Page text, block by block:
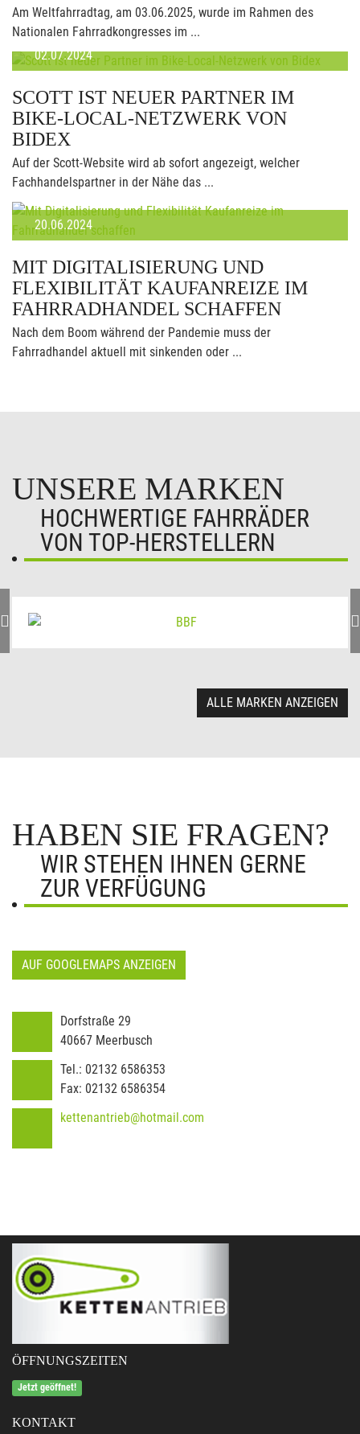
Am Weltfahrradtag, am 03.06.2025, wurde im Rahmen des
Nationalen Fahrradkongresses im ...
02.07.2024
SCOTT IST NEUER PARTNER IM
BIKE-LOCAL-NETZWERK VON
BIDEX
Auf der Scott-Website wird ab sofort angezeigt, welcher
Fachhandelspartner in der Nähe das ...
20.06.2024
MIT DIGITALISIERUNG UND
FLEXIBILITÄT KAUFANREIZE IM
FAHRRADHANDEL SCHAFFEN
Nach dem Boom während der Pandemie muss der
Fahrradhandel aktuell mit sinkenden oder ...
UNSERE MARKEN
HOCHWERTIGE FAHRRÄDER
VON TOP-HERSTELLERN
ALLE MARKEN ANZEIGEN
HABEN SIE FRAGEN?
WIR STEHEN IHNEN GERNE
ZUR VERFÜGUNG
AUF GOOGLEMAPS ANZEIGEN
Dorfstraße 29
40667 Meerbusch
Tel.: 02132 6586353
Fax: 02132 6586354
kettenantrieb@hotmail.com
ÖFFNUNGSZEITEN
Jetzt geöffnet!
KONTAKT